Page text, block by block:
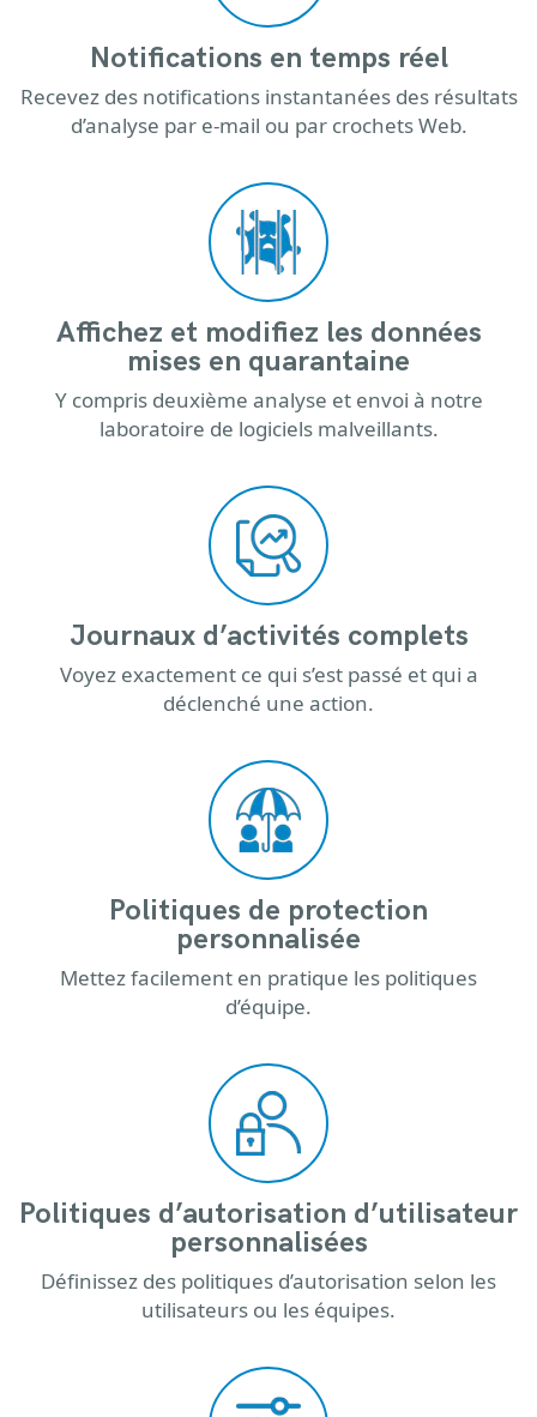
Notifications en temps réel
Recevez des notifications instantanées des résultats
d’analyse par e-mail ou par crochets Web.
Affichez et modifiez les données
mises en quarantaine
Y compris deuxième analyse et envoi à notre
laboratoire de logiciels malveillants.
Journaux d’activités complets
Voyez exactement ce qui s’est passé et qui a
déclenché une action.
Politiques de protection
personnalisée
Mettez facilement en pratique les politiques
d’équipe.
Politiques d’autorisation d’utilisateur
personnalisées
Définissez des politiques d’autorisation selon les
utilisateurs ou les équipes.